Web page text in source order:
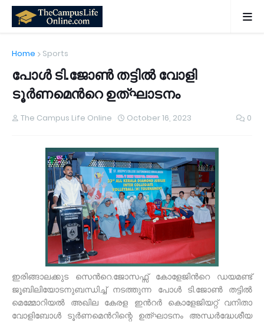
Home Sports
പോള്‍ ടി.ജോണ്‍ തട്ടില്‍ വോളി
ടൂര്‍ണമെന്‍റെ ഉത്ഘാടനം
The Campus Life Online October 16, 2023 0
ഇരിങ്ങാലക്കുട സെന്‍റെ.ജോസഫ്സ് കോളേജിന്‍റെ ഡയമണ്ട്
ജൂബിലിയോടനുബന്ധിച്ച് നടത്തുന്ന പോള്‍ ടി.ജോണ്‍ തട്ടില്‍
മെമ്മോറിയല്‍ അഖില കേരള ഇന്‍റര്‍ കൊളേജിയറ്റ് വനിതാ
വോളിബോള്‍ ടൂര്‍ണമെന്‍റിന്റെ ഉത്ഘാടനം അന്ധര്‍ദ്ധേശീയ